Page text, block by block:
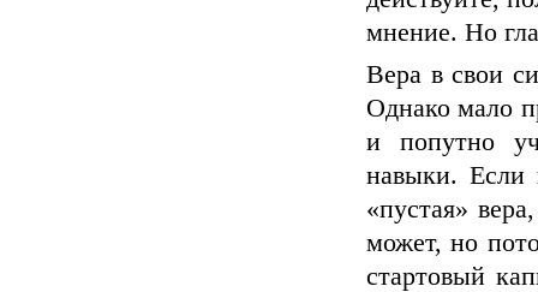
мнение. Но
Вера в свои
Однако мало
и попутно
навыки. Если
«пустая»
может, но
стартовый